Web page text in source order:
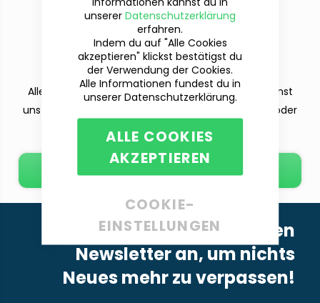
Du hast Fragen?
Wir sind für dich da!
Alle deine Fragen beantworten wir dir gern. Du kannst
uns per Telefon (Mo-Fr. 9-12 und 13-15 Uhr), E-Mail oder
dem Kontaktformular erreichen.
Melde dich für unseren
Newsletter an, um nichts
Neues mehr zu verpassen!
unserer Datenschutzerklärung
erfahren.
Indem du auf "Alle Cookies
akzeptieren" klickst bestätigst du
der Verwendung der Cookies.
Alle Informationen fundest du in
unserer Datenschutzerklärung.
ALLE COOKIES
AKZEPTIEREN
COOKIE-
EINSTELLUNGEN